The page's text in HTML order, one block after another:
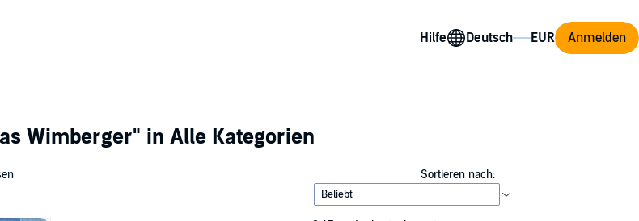
Hilfe Anmelden
Wimberger" in Alle Kategorien
Sortieren nach: